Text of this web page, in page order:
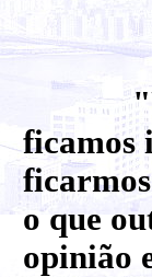
ficamos
o que
opinião